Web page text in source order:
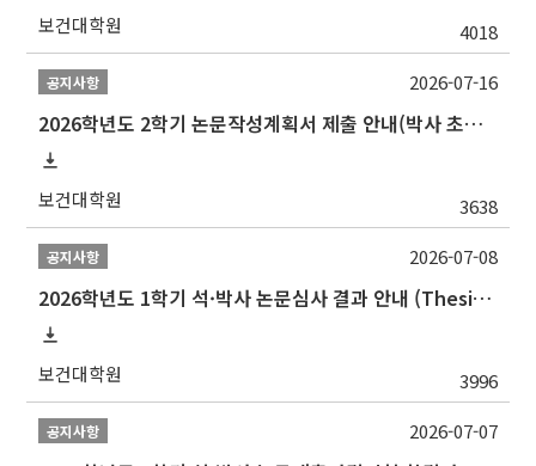
보건대학원 4018
공지사항
2026학년도 2학기 논문작성계획서 제출 안내(박사 초심 일정 포함)_Thesis Proposal
보건대학원 3638
2026-07-16
공지사항
2026학년도 1학기 석·박사 논문심사 결과 안내 (Thesis Defense Result)
보건대학원 3996
2026-07-08
공지사항 2026-07-07